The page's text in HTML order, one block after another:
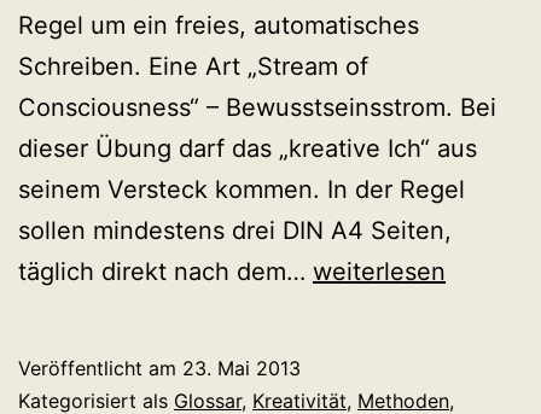
Regel um ein freies, automatisches
Schreiben. Eine Art „Stream of
Consciousness“ – Bewusstseinsstrom. Bei
dieser Übung darf das „kreative Ich“ aus
seinem Versteck kommen. In der Regel
sollen mindestens drei DIN A4 Seiten,
täglich direkt nach dem… Morgenseiten
weiterlesen
Veröffentlicht am 23. Mai 2013
Kategorisiert als Glossar, Kreativität, Methoden,